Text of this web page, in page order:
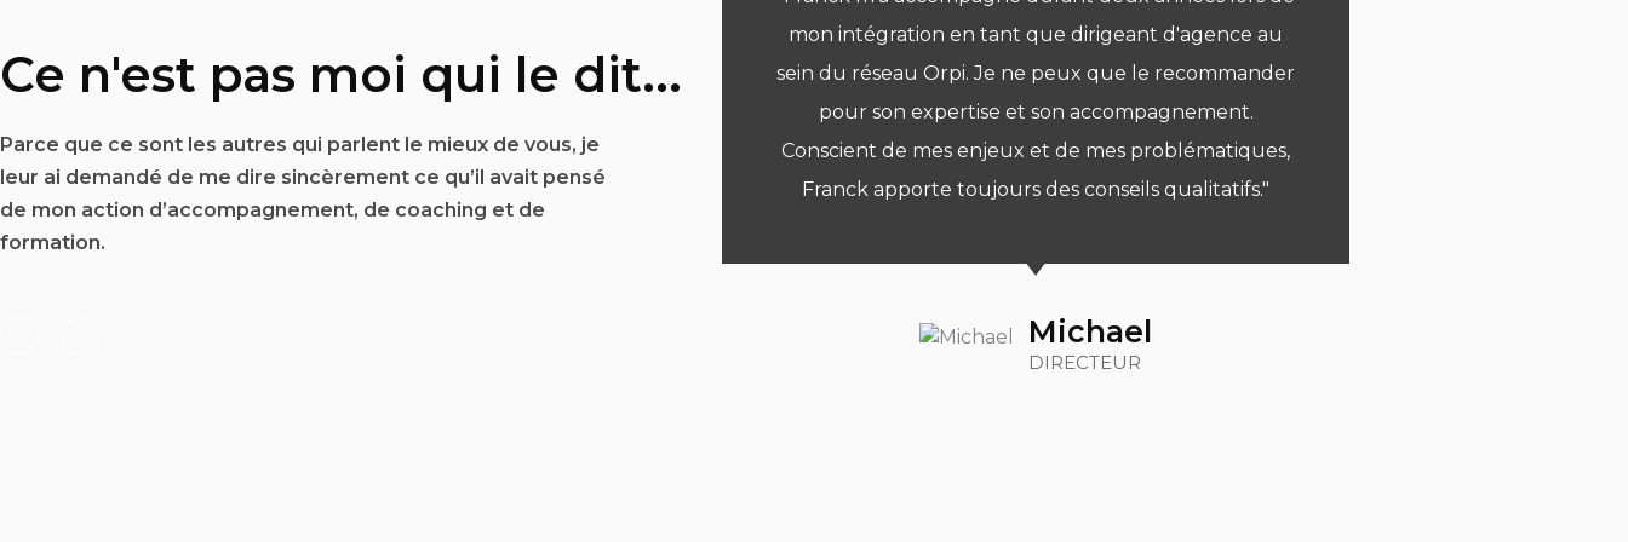
Ce n'est pas moi qui le dit...
Parce que ce sont les autres qui parlent le mieux de vous, je
leur ai demandé de me dire sincèrement ce qu’il avait pensé
de mon action d’accompagnement, de coaching et de
formation.
mon intégration en tant que dirigeant d'agence au
sein du réseau Orpi. Je ne peux que le recommander
pour son expertise et son accompagnement.
Conscient de mes enjeux et de mes problématiques,
Franck apporte toujours des conseils qualitatifs."
Michael
DIRECTEUR